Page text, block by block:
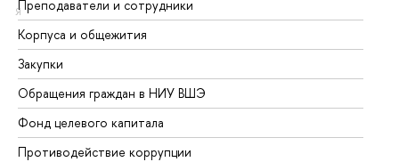
ЯПреподаватели и сотрудники
Корпуса и общежития
Закупки
Обращения граждан в НИУ ВШЭ
Фонд целевого капитала
Противодействие коррупции